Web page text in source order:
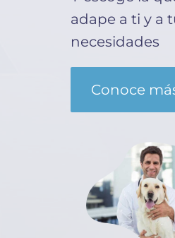
adape a ti y a
necesidades
Conoce